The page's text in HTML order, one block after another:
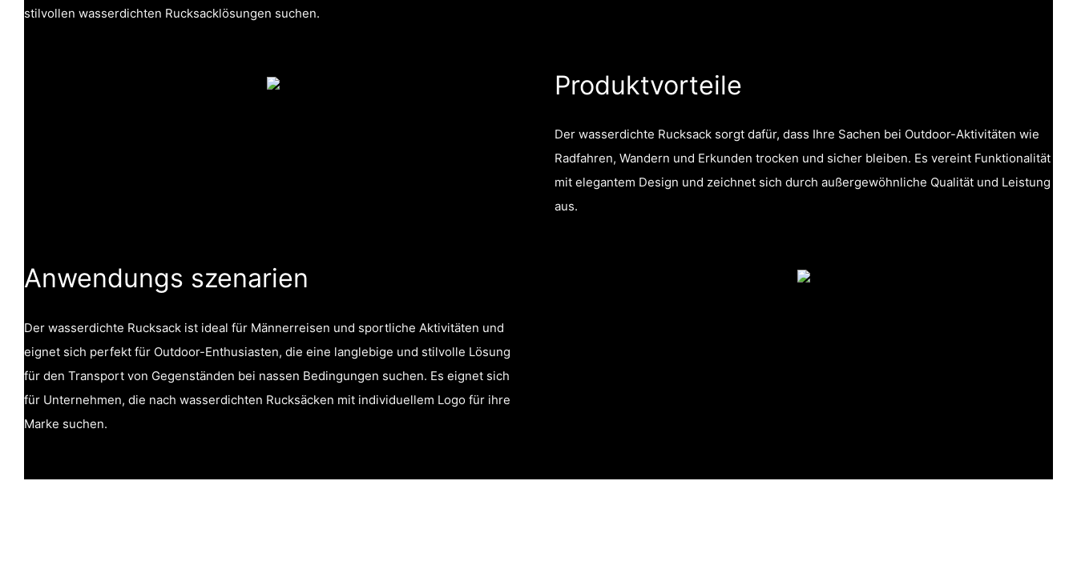
stilvollen wasserdichten Rucksacklösungen suchen.
Produktvorteile
Der wasserdichte Rucksack sorgt dafür, dass Ihre Sachen bei Outdoor-Aktivitäten wie
Radfahren, Wandern und Erkunden trocken und sicher bleiben. Es vereint Funktionalität
mit elegantem Design und zeichnet sich durch außergewöhnliche Qualität und Leistung
aus.
Anwendungs szenarien
Der wasserdichte Rucksack ist ideal für Männerreisen und sportliche Aktivitäten und
eignet sich perfekt für Outdoor-Enthusiasten, die eine langlebige und stilvolle Lösung
für den Transport von Gegenständen bei nassen Bedingungen suchen. Es eignet sich
für Unternehmen, die nach wasserdichten Rucksäcken mit individuellem Logo für ihre
Marke suchen.